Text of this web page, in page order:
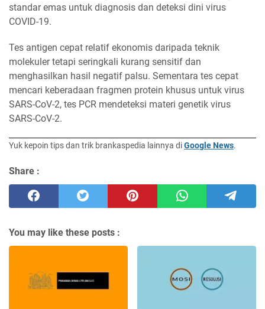
standar emas untuk diagnosis dan deteksi dini virus
COVID-19.
Tes antigen cepat relatif ekonomis daripada teknik
molekuler tetapi seringkali kurang sensitif dan
menghasilkan hasil negatif palsu. Sementara tes cepat
mencari keberadaan fragmen protein khusus untuk virus
SARS-CoV-2, tes PCR mendeteksi materi genetik virus
SARS-CoV-2.
Yuk kepoin tips dan trik brankaspedia lainnya diGoogle News.
Share :
You may like these posts :